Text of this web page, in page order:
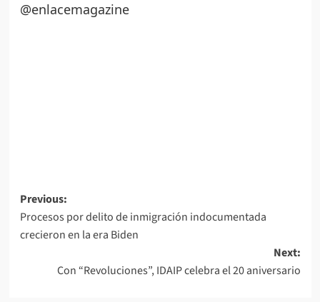
@enlacemagazine
Post
navigation
Previous:
Procesos por delito de inmigración indocumentada
crecieron en la era Biden
Next:
Con “Revoluciones”, IDAIP celebra el 20 aniversario